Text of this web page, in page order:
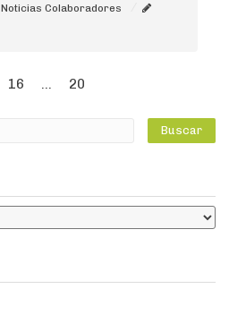
Noticias Colaboradores
16 ... 20